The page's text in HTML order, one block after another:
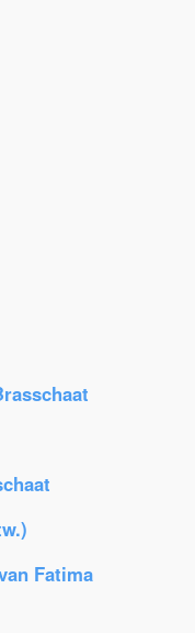
Fatima